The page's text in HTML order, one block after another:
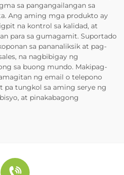
sa pangangailangan sa
Ang aming mga produkto ay
na kontrol sa kalidad, at
para sa gumagamit. Suportado
sa pananaliksik at pag-
na nagbibigay ng
sa buong mundo. Makipag-
ng email o telepono
pa tungkol sa aming serye ng
at pinakabagong